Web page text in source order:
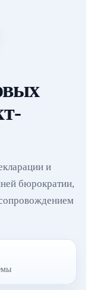
и
бюрократии,